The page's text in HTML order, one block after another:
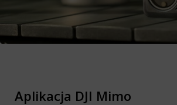
Aplikacja DJI Mimo